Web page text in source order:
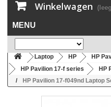
Winkelwagen
MENU
Laptop HP HP
HP Pavilion 17-f series
HP
HP Pavilion 17-f049nd Laptop